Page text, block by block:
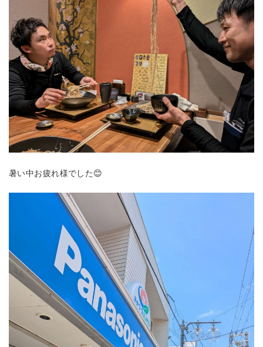
暑い中お疲れ様でした😊